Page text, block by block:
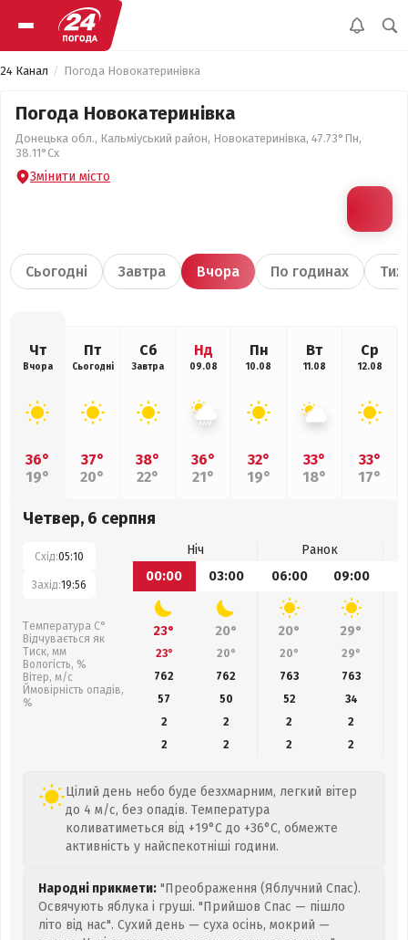
24 Канал Погода Новокатеринівка
Погода Новокатеринівка
Донецька обл., Кальміуський район, Новокатеринівка, 47.73°Пн,
38.11°Сх
Змінити місто
Сьогодні Завтра Вчора По годинах
Чт
Вчора
36°
19°
Пт
Сьогодні
37°
20°
Сб
Завтра
38°
22°
Нд
09.08
36°
21°
Пн
10.08
32°
19°
Вт
11.08
33°
18°
Ср
12.08
33°
17°
Четвер, 6 серпня
Схід:05:10
Захід:19:56
Температура С°
Відчувається як
Тиск, мм
Вологість, %
Вітер, м/с
Ймовірність опадів,
%
Ніч
Ранок
00:00
03:00 06:00 09:00
23° 20° 20° 29°
23° 20° 20° 29°
762
762 763 763
57
50 52 34
2
2 2
2
2
2 2 2
Цілий день небо буде безхмарним, легкий вітер
до 4 м/с, без опадів. Температура
коливатиметься від +19°C до +36°C, обмежте
активність у найспекотніші години.
Народні прикмети: "Преображення (Яблучний Спас).
Освячують яблука і груші. "Прийшов Спас — пішло
літо від нас". Сухий день — суха осінь, мокрий —